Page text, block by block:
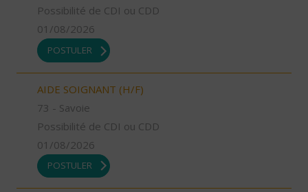
Possibilité de CDI ou CDD
01/08/2026
POSTULER
AIDE SOIGNANT (H/F)
73 - Savoie
Possibilité de CDI ou CDD
01/08/2026
POSTULER